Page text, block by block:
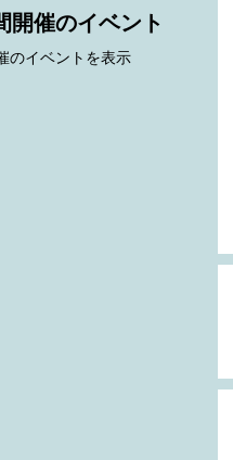
開催のイベント
のイベントを表示